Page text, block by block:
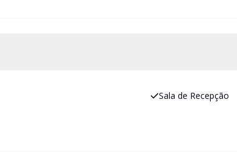
Sala de Recepção